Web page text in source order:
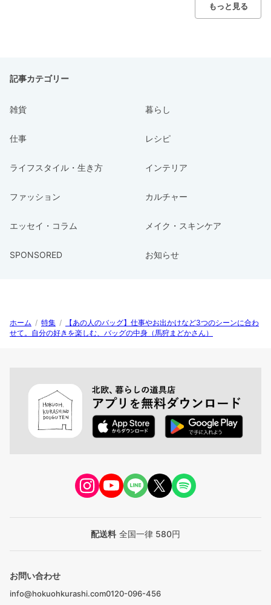
もっと見る
記事カテゴリー
雑貨 暮らし
仕事 レシピ
ライフスタイル・生き方 インテリア
ファッション カルチャー
エッセイ・コラム メイク・スキンケア
SPONSORED お知らせ
ホーム / 特集 /
【あの人のバッグ】仕事やお出かけなど3つのシーンに合わ
せて。自分の好きを楽しむ、バッグの中身（馬狩まどかさん）
配送料 全国一律 580円
お問い合わせ
info@hokuohkurashi.com0120-096-456